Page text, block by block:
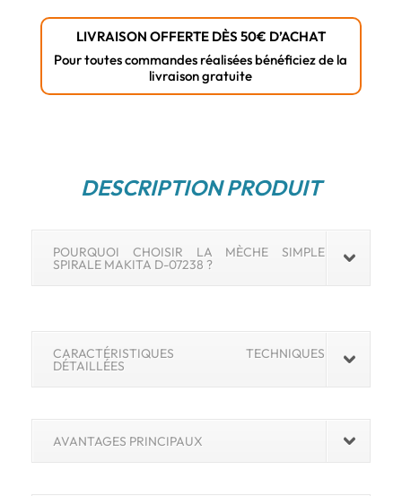
LIVRAISON OFFERTE DÈS 50€ D’ACHAT
Pour toutes commandes réalisées bénéficiez de la
livraison gratuite
DESCRIPTION PRODUIT
POURQUOI CHOISIR LA MÈCHE SIMPLE
SPIRALE MAKITA D-07238 ?
CARACTÉRISTIQUES TECHNIQUES
DÉTAILLÉES
AVANTAGES PRINCIPAUX